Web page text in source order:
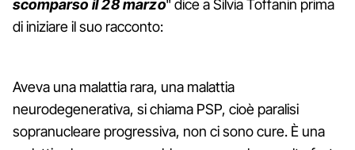
scomparso il 28 marzo" dice a Silvia Toffanin prima
di iniziare il suo racconto:
Aveva una malattia rara, una malattia
neurodegenerativa, si chiama PSP, cioè paralisi
sopranucleare progressiva, non ci sono cure. È una